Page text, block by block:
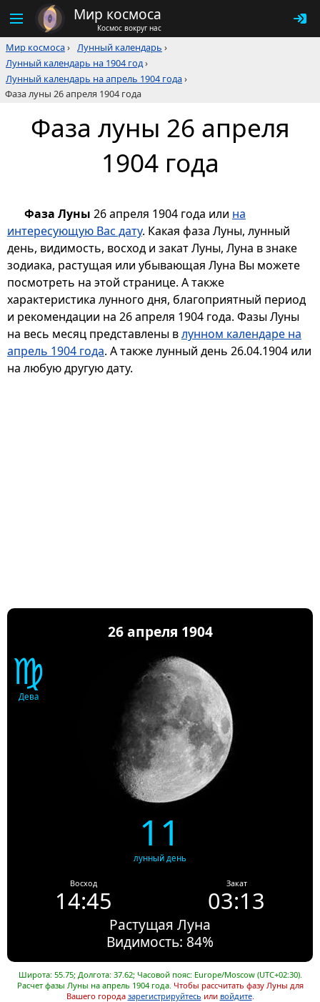
Мир космоса
Космос вокруг нас
Мир космоса› Лунный календарь ›
Лунный календарь на 1904 год›
Лунный календарь на апрель 1904 года›
Фаза луны 26 апреля 1904 года
Фаза луны 26 апреля
1904 года
Фаза Луны 26 апреля 1904 года или на
интересующую Вас дату. Какая фаза Луны, лунный
день, видимость, восход и закат Луны, Луна в знаке
зодиака, растущая или убывающая Луна Вы можете
посмотреть на этой странице. А также
характеристика лунного дня, благоприятный период
и рекомендации на 26 апреля 1904 года. Фазы Луны
на весь месяц представлены влунном календаре на
апрель 1904 года. А также лунный день 26.04.1904 или
на любую другую дату.
26 апреля 1904
♍
Дева
11
лунный день
Восход
14:45
Закат
03:13
Растущая Луна
Видимость: 84%
Широта: 55.75; Долгота: 37.62; Часовой пояс: Europe/Moscow (UTC+02:30).
Расчет фазы Луны на апрель 1904 года. Чтобы рассчитать фазу Луны для
Вашего города зарегистрируйтесь или войдите.